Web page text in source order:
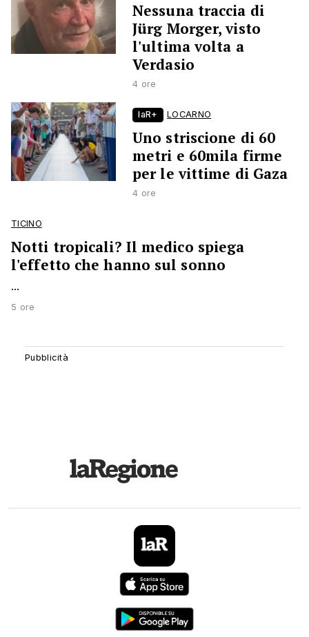
Nessuna traccia di
Jürg Morger, visto
l'ultima volta a
Verdasio
4 ore
laR+ LOCARNO
Uno striscione di 60
metri e 60mila firme
per le vittime di Gaza
4 ore
TICINO
Notti tropicali? Il medico spiega
l'effetto che hanno sul sonno
...
5 ore